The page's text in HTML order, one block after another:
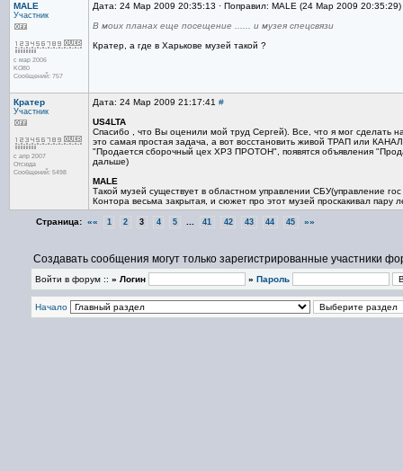
MALE
Участник
с мар 2006
KO80
Сообщений: 757
Дата: 24 Мар 2009 20:35:13 · Поправил: MALE (24 Мар 2009 20:35:29)
В моих планах еще посещение ...... и музея спецсвязи
Кратер, а где в Харькове музей такой ?
Кратер
Участник
с апр 2007
Отсюда
Сообщений: 5498
Дата: 24 Мар 2009 21:17:41 #
US4LTA
Спасибо , что Вы оценили мой труд Сергей). Все, что я мог сделать
это самая простая задача, а вот восстановить живой ТРАП или
"Продается сборочный цех ХРЗ ПРОТОН", появятся объявления
дальше)
MALE
Такой музей существует в областном управлении СБУ(управление
Контора весьма закрытая, и сюжет про этот музей проскакивал
Страница: «« 1 2 3 4 5 41 42 43 44 45 »»
Создавать сообщения могут только зарегистрированные участники
Войти в форум :: » Логин » Пароль
Начало